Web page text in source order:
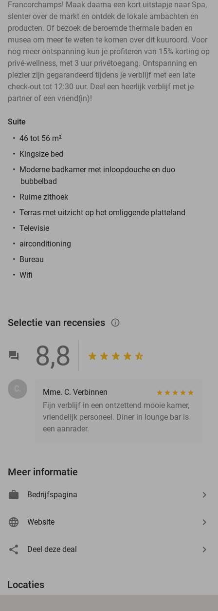
Francorchamps! Maak daarna een kort uitstapje naar Spa,
slenter over de markt en ontdek de lokale ambachten en
producten. Of bezoek de beroemde thermale baden en
musea om meer te weten te komen over dit kuuroord. Voor
nog meer ontspanning kun je profiteren van 15% korting op
privé-wellness, met 3 uur privétoegang. Ontspanning en
plezier zijn gegarandeerd tijdens je verblijf met een late
check-out tot 12:30 uur. Deel een heerlijk verblijf met je
partner of een vriend(in)!
Suite
46 tot 56 m²
Kingsize bed
Moderne badkamer met inloopdouche en duo
bubbelbad
Ruime zithoek
Terras met uitzicht op het omliggende platteland
Televisie
airconditioning
Bureau
Wifi
Selectie van recensies info_outlined
8,8
C.
Mme. C. Verbinnen
Fijn verblijf in een ontzettend mooie kamer,
vriendelijk personeel. Diner in lounge bar is
een aanrader.
Meer informatie
Bedrijfspagina
Website
Deel deze deal
Locaties